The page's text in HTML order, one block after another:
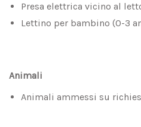
Presa elettrica vicino al
Lettino per bambino (0-3
Animali
Animali ammessi su